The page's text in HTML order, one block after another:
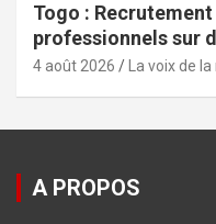
Togo :
professionnels sur
4 août 2026 La voix de
A PROPOS